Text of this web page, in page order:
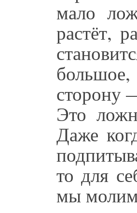
мало
растёт,
сторону
Это
Даже
то для
мы